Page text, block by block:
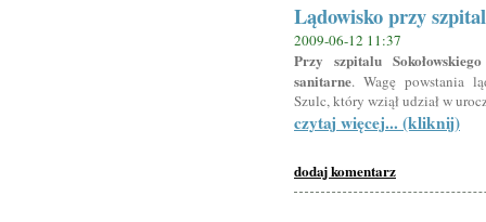
Lądowisko przy
2009-06-12 11:37
Przy szpitalu
sanitarne. Wagę powstania
Szulc, który wziął udział w
czytaj więcej... (kliknij)
dodaj komentarz